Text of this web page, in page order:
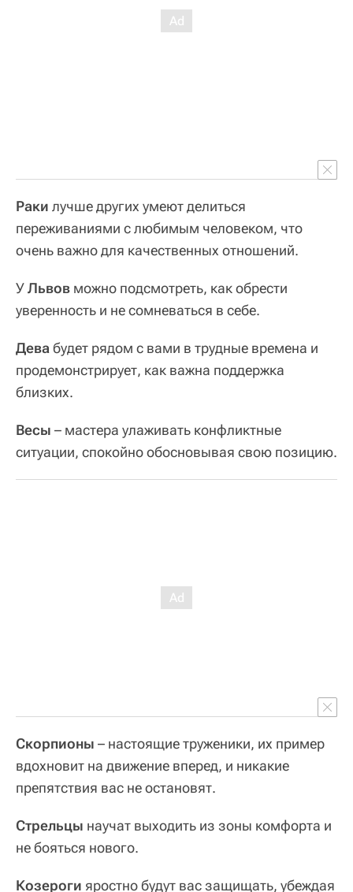
Раки лучше других умеют делиться
переживаниями с любимым человеком, что
очень важно для качественных отношений.
УЛьвов можно подсмотреть, как обрести
уверенность и не сомневаться в себе.
Дева будет рядом с вами в трудные времена и
продемонстрирует, как важна поддержка
близких.
Весы – мастера улаживать конфликтные
ситуации, спокойно обосновывая свою позицию.
Скорпионы – настоящие труженики, их пример
вдохновит на движение вперед, и никакие
препятствия вас не остановят.
Стрельцы научат выходить из зоны комфорта и
не бояться нового.
Козероги яростно будут вас защищать, убеждая